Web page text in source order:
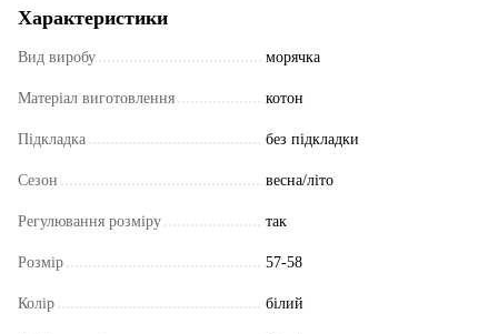
Характеристики
Вид виробу морячка
Матеріал виготовлення котон
Підкладка без підкладки
Сезон весна/літо
Регулювання розміру так
Розмір 57-58
Колір білий